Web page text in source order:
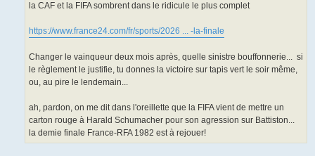
la CAF et la FIFA sombrent dans le ridicule le plus complet
https://www.france24.com/fr/sports/2026 ... -la-finale
Changer le vainqueur deux mois après, quelle sinistre bouffonnerie... si
le règlement le justifie, tu donnes la victoire sur tapis vert le soir même,
ou, au pire le lendemain...
ah, pardon, on me dit dans l'oreillette que la FIFA vient de mettre un
carton rouge à Harald Schumacher pour son agression sur Battiston...
la demie finale France-RFA 1982 est à rejouer!